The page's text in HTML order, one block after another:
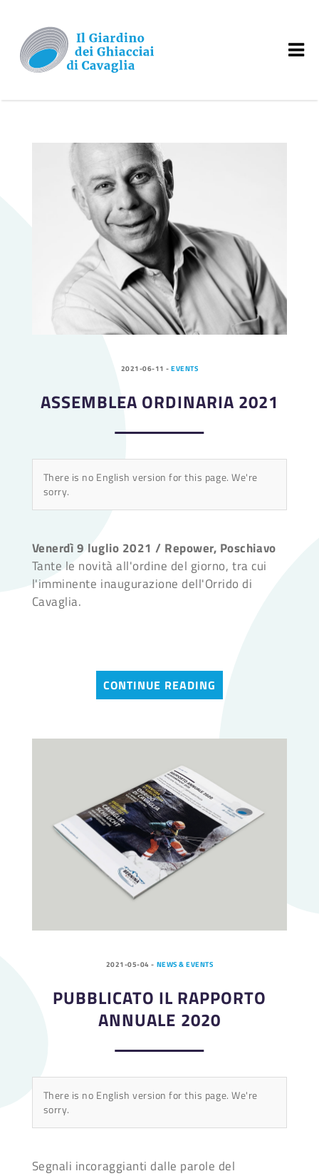
2021-06-11 -EVENTS
ASSEMBLEA ORDINARIA 2021
There is no English version for this page. We're
sorry.
Venerdì 9 luglio 2021 / Repower, Poschiavo
Tante le novità all'ordine del giorno, tra cui
l'imminente inaugurazione dell'Orrido di
Cavaglia.
CONTINUE READING
2021-05-04 - NEWS & EVENTS
PUBBLICATO IL RAPPORTO
ANNUALE 2020
There is no English version for this page. We're
sorry.
Segnali incoraggianti dalle parole del